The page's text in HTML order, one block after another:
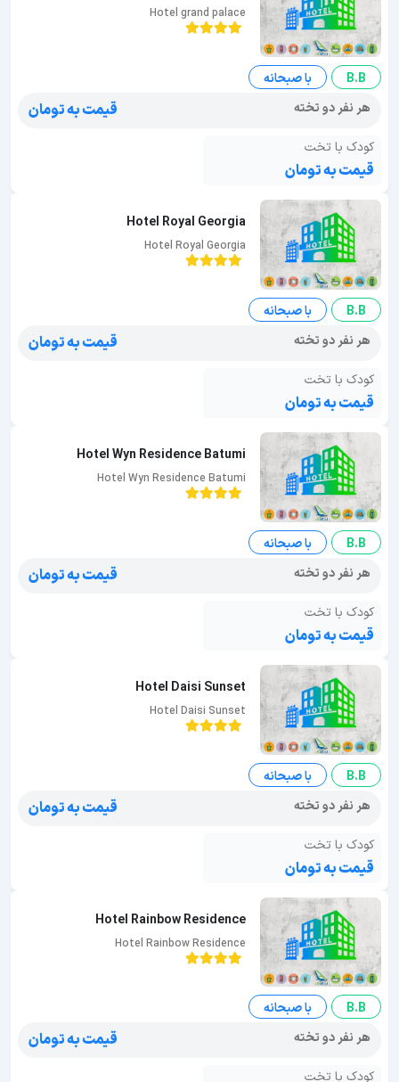
Hotel grand palace
B.B
با صبحانه
هر نفر دو تخته
قیمت به تومان
کودک با تخت
قیمت به تومان
Hotel Royal Georgia
Hotel Royal Georgia
B.B
با صبحانه
هر نفر دو تخته
قیمت به تومان
کودک با تخت
قیمت به تومان
Hotel Wyn Residence Batumi
Hotel Wyn Residence Batumi
B.B
با صبحانه
هر نفر دو تخته
قیمت به تومان
کودک با تخت
قیمت به تومان
Hotel Daisi Sunset
Hotel Daisi Sunset
B.B
با صبحانه
هر نفر دو تخته
قیمت به تومان
کودک با تخت
قیمت به تومان
Hotel Rainbow Residence
Hotel Rainbow Residence
B.B
با صبحانه
هر نفر دو تخته
قیمت به تومان
کودک با تخت